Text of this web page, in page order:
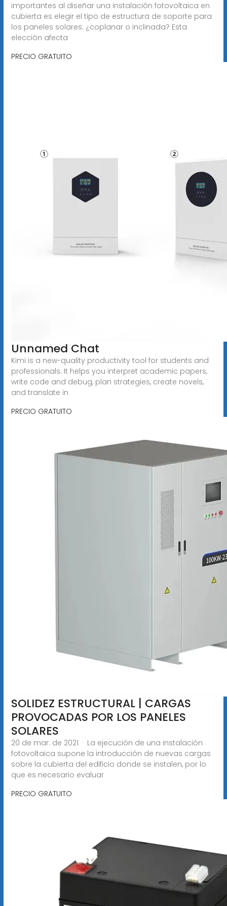
importantes al diseñar una instalación fotovoltaica en
cubierta es elegir el tipo de estructura de soporte para
los paneles solares: ¿coplanar o inclinada? Esta
elección afecta
PRECIO GRATUITO
Unnamed Chat
Kimi is a new-quality productivity tool for students and
professionals. It helps you interpret academic papers,
write code and debug, plan strategies, create novels,
and translate in
PRECIO GRATUITO
SOLIDEZ ESTRUCTURAL | CARGAS
PROVOCADAS POR LOS PANELES
SOLARES
20 de mar. de 2021 · La ejecución de una instalación
fotovoltaica supone la introducción de nuevas cargas
sobre la cubierta del edificio donde se instalen, por lo
que es necesario evaluar
PRECIO GRATUITO